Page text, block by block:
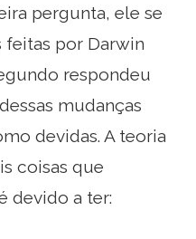
pergunta, ele se
feitas por Darwin
respondeu
mudanças
devidas. A teoria
coisas que
devido a ter: